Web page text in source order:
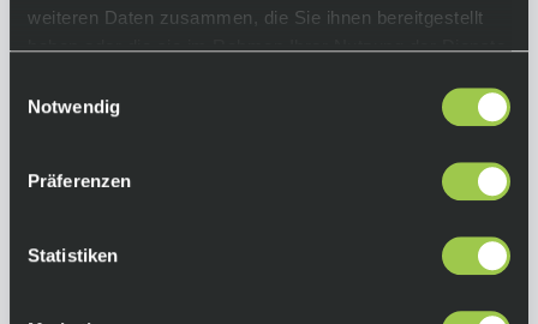
weiteren Daten zusammen, die Sie ihnen bereitgestellt
haben oder die sie im Rahmen Ihrer Nutzung der Dienste
Notwendig
Präferenzen
Statistiken
Farbe:
Black
Technische Spezifikationen:
• Spindelzusammensetzung: Chromoly
• Zusammensetzung des Körpers: Composite
• Plattformbreite: 60 mm